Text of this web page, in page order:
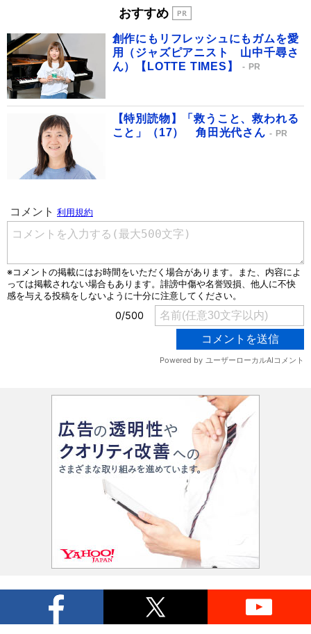
おすすめ
創作にもリフレッシュにもガムを愛
用（ジャズピアニスト 山中千尋さ
ん）【LOTTE TIMES】
PR
【特別読物】「救うこと、救われる
こと」（17） 角田光代さん
PR